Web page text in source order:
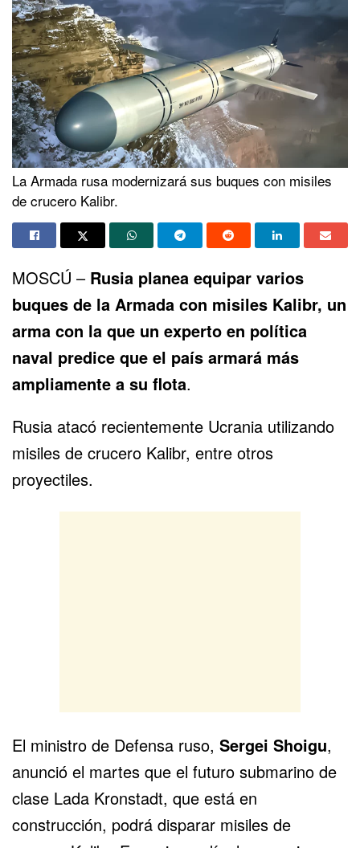
La Armada rusa modernizará sus buques con misiles
de crucero Kalibr.
MOSCÚ – Rusia planea equipar varios
buques de la Armada con misiles Kalibr, un
arma con la que un experto en política
naval predice que el país armará más
ampliamente a su flota.
Rusia atacó recientemente Ucrania utilizando
misiles de crucero Kalibr, entre otros
proyectiles.
El ministro de Defensa ruso, Sergei Shoigu,
anunció el martes que el futuro submarino de
clase Lada Kronstadt, que está en
construcción, podrá disparar misiles de